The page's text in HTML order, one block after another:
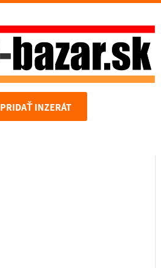
PRIDAŤ INZERÁT